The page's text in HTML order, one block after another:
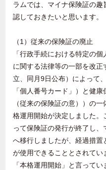
ラムでは、マイナ保険証の
認しておきたいと思います。
（1 ）従来の保険証の廃止
「行政手続における特定の
に関する法律等の一部を改正
立、同月9日公布）によって
「個人番号カード」）と健
（従来の保険証の意））の
格運用開始が決定しました。
って保険証の発行が終了し
へ移行しましたが、経過措置
が使用できることとされてい
「本格運用開始」と言って